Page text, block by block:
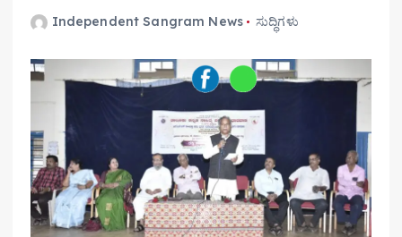
Independent Sangram News ಸುದ್ಧಿಗಳು